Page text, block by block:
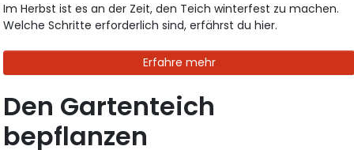
Im Herbst ist es an der Zeit, den Teich winterfest zu machen.
Welche Schritte erforderlich sind, erfährst du hier.
Erfahre mehr
Den Gartenteich
bepflanzen